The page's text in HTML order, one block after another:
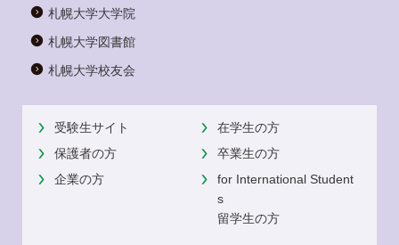
札幌大学大学院
札幌大学図書館
札幌大学校友会
受験生サイト
在学生の方
保護者の方
卒業生の方
企業の方
for International Student
s
留学生の方